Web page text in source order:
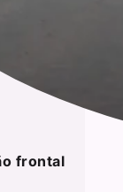
frontal